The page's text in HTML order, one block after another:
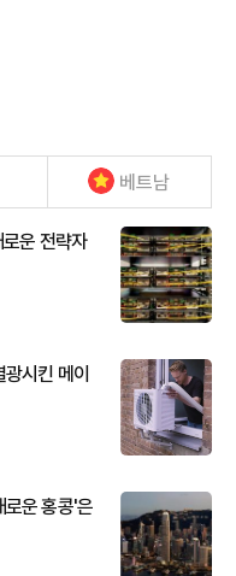
베트남
운 전략자
시킨 메이
로운 홍콩'은